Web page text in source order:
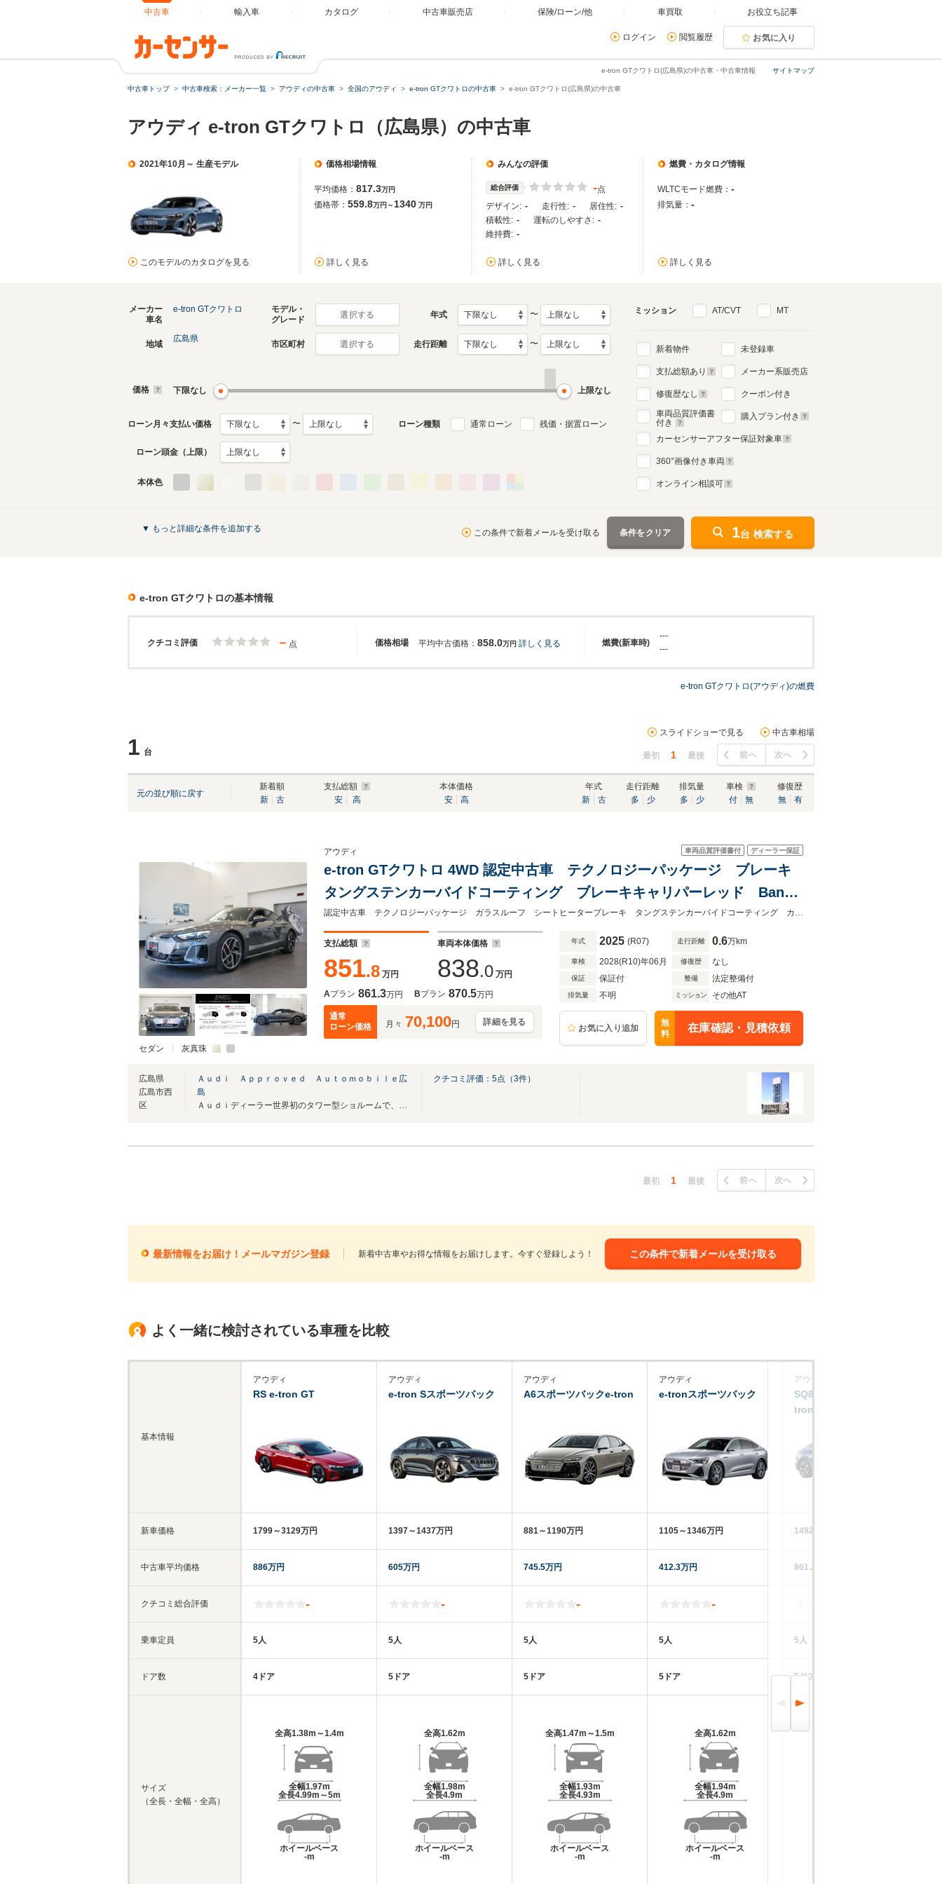
中古車 輸入車 カタログ 中古車販売店 保険/ローン/他 車買取 お役立ち記事
ログイン 閲覧履歴 お気に入り
サイトマップ
e-tron GTクワトロ(広島県)の中古車・中古車情報
中古車トップ 中古車検索：メーカー一覧 アウディの中古車 全国のアウディ e-tron GTクワトロの中古車 e-tron GTクワトロ(広島県)の中古車
アウディ e-tron GTクワトロ（広島県）の中古車
2021年10月～ 生産モデル
このモデルのカタログを見る
価格相場情報
平均価格： 817.3万円
価格帯： 559.8万円～1340 万円
詳しく見る
みんなの評価
総合評価 -点
デザイン: - 走行性: - 居住性: -
積載性: - 運転のしやすさ: -
維持費: -
詳しく見る
燃費・カタログ情報
WLTCモード燃費： -
排気量： -
詳しく見る
メーカー
車名
e-tron GTクワトロ
モデル・
グレード
選択する 年式 〜
地域
広島県
市区町村 選択する 走行距離 〜
価格 下限なし 上限なし
ローン月々支払い価格 〜 ローン種類 通常ローン 残価・据置ローン
ローン頭金（上限）
本体色
ミッション AT/CVT MT
新着物件
支払総額あり
修復歴なし
車両品質評価書
付き
未登録車
メーカー系販売店
クーポン付き
購入プラン付き
カーセンサーアフター保証対象車
360°画像付き車両
オンライン相談可
▼ もっと詳細な条件を追加する この条件で新着メールを受け取る 条件をクリア 1台 検索する
e-tron GTクワトロの基本情報
クチコミ評価 価格相場 燃費(新車時)
－ 点 平均中古価格： 858.0万円 詳しく見る
---
---
e-tron GTクワトロ(アウディ)の燃費
1 台
スライドショーで見る 中古車相場
最初 1 最後 前へ 次へ
元の並び順に戻す
新着順
新
古
支払総額
安
高
本体価格
安
高
年式
新
古
走行距離
多
少
排気量
多
少
車検
付
無
修復歴
無
有
セダン 灰真珠
車両品質評価書付 ディーラー保証
アウディ
e-tron GTクワトロ 4WD 認定中古車 テクノロジーパッケージ ブレーキ
タングステンカーバイドコーティング ブレーキキャリパーレッド Bang
& Olufsen ガラスルーフ アダプティブクルーズコントロール
認定中古車 テクノロジーパッケージ ガラスルーフ シートヒーターブレーキ タングステンカーバイドコーティング カラードブレーキキャリパーレッド
支払総額
851.8 万円
車両本体価格
838.0 万円
Aプラン 861.3万円 Bプラン 870.5万円
通常
ローン価格
月々 70,100円 詳細を見る
年式 2025 (R07) 走行距離 0.6万km
車検 2028(R10)年06月 修復歴 なし
保証 保証付 整備 法定整備付
排気量 不明 ミッション その他AT
お気に入り追加
無
料
在庫確認・見積依頼
広島県
広島市西
区
Ａｕｄｉ Ａｐｐｒｏｖｅｄ Ａｕｔｏｍｏｂｉｌｅ広
島
Ａｕｄｉディーラー世界初のタワー型ショルームで、ご来店お待ち申し上げております！
クチコミ評価： 5点（3件）
最初 1 最後 前へ 次へ
最新情報をお届け！メールマガジン登録 新着中古車やお得な情報をお届けします。今すぐ登録しよう！ この条件で新着メールを受け取る
よく一緒に検討されている車種を比較
基本情報
新車価格
中古車平均価格
クチコミ総合評価
乗車定員
ドア数
サイズ
（全長・全幅・全高）
アウディ
RS e-tron GT
1799～3129万円
886万円
-
5人
4ドア
全高1.38m～1.4m
全幅1.97m
全長4.99m～5m
ホイールベース
-m
アウディ
e-tron Sスポーツバック
1397～1437万円
605万円
-
5人
5ドア
全高1.62m
全幅1.98m
全長4.9m
ホイールベース
-m
アウディ
A6スポーツバックe-tron
881～1190万円
745.5万円
-
5人
5ドア
全高1.47m～1.5m
全幅1.93m
全長4.93m
ホイールベース
-m
アウディ
e-tronスポーツバック
1105～1346万円
412.3万円
-
5人
5ドア
全高1.62m
全幅1.94m
全長4.9m
ホイールベース
-m
アウディ
SQ8スポーツバックe-
tron
1492～1499万円
861.2万円
5人
5ドア